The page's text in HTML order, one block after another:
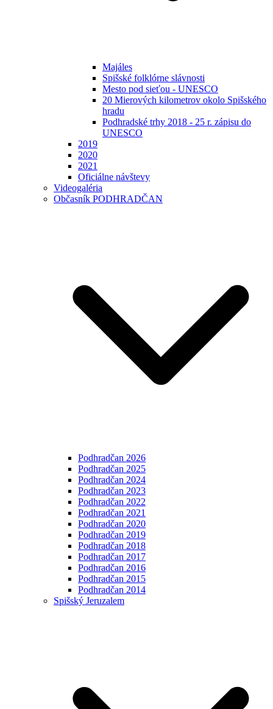
Majáles
Spišské folklórne slávnosti
Mesto pod sieťou - UNESCO
20 Mierových kilometrov okolo Spišského
hradu
Podhradské trhy 2018 - 25 r. zápisu do
UNESCO
2019
2020
2021
Oficiálne návštevy
Videogaléria
Občasník PODHRADČAN
Podhradčan 2026
Podhradčan 2025
Podhradčan 2024
Podhradčan 2023
Podhradčan 2022
Podhradčan 2021
Podhradčan 2020
Podhradčan 2019
Podhradčan 2018
Podhradčan 2017
Podhradčan 2016
Podhradčan 2015
Podhradčan 2014
Spišský Jeruzalem